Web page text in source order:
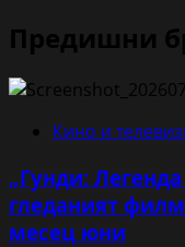
Предишни
Кино и
„Гунди:
гледаният
месец юни